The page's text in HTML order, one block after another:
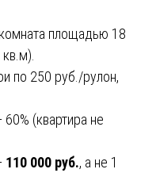
площадью 18
по 250 руб./рулон,
(квартира не
110 000 руб., а не 1